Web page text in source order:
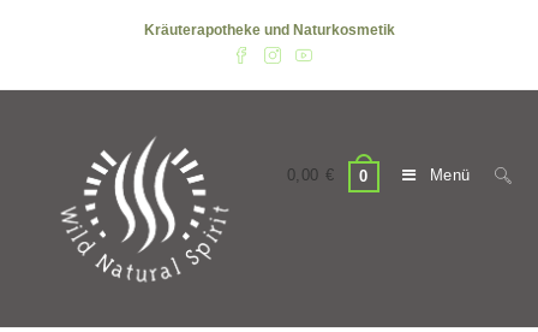
Kräuterapotheke und Naturkosmetik
0,00 € 0 Menü